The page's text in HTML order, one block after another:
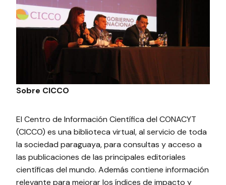
Sobre CICCO
El Centro de Información Científica del CONACYT
(CICCO) es una biblioteca virtual, al servicio de toda
la sociedad paraguaya, para consultas y acceso a
las publicaciones de las principales editoriales
científicas del mundo. Además contiene información
relevante para mejorar los índices de impacto y